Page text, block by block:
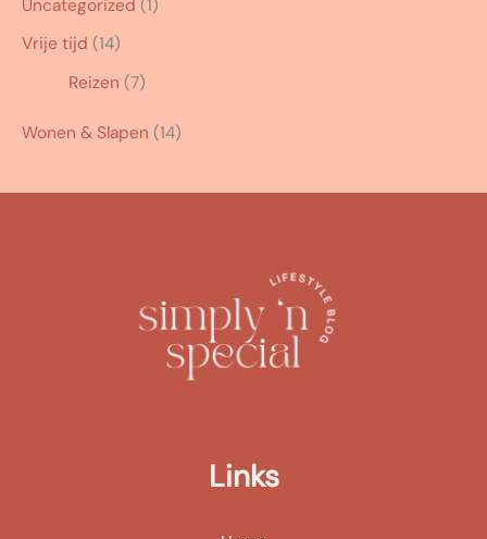
Uncategorized (1)
Vrije tijd (14)
Reizen (7)
Wonen & Slapen (14)
Links